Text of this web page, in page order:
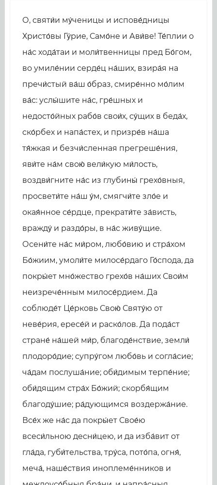
О, святи́и му́ченицы и испове́дницы
Христо́вы Гу́рие, Само́не и Ави́ве! Те́плии о
на́с хода́таи и моли́твенницы пред Бо́гом,
во умиле́нии серде́ц на́ших, взира́я на
пречи́стый ва́ш о́браз, смире́нно мо́лим
ва́с: услы́шите на́с, гре́шных и
недосто́йных рабо́в свои́х, су́щих в беда́х,
ско́рбех и напа́стех, и призре́в на́ша
тя́жкая и безчи́сленная прегреше́ния,
яви́те на́м свою́ вели́кую ми́лость,
воздви́гните на́с из глубины́ грехо́вныя,
просвети́те на́ш у́м, смягчи́те зло́е и
окая́нное се́рдце, прекрати́те за́висть,
вражду́ и раздо́ры, в на́с живу́щие.
Осени́те на́с ми́ром, любо́вию и стра́хом
Бо́жиим, умоли́те милосе́рдаго Го́спода, да
покры́ет мно́жество грехо́в на́ших Свои́м
неизрече́нным милосе́рдием. Да
соблюде́т Це́рковь Свою́ Святу́ю от
неве́рия, ересе́й и раско́лов. Да пода́ст
стране́ на́шей ми́р, благоде́нствие, земли́
плодоро́дие; супру́гом любо́вь и согла́сие;
ча́дам послуша́ние; оби́димым терпе́ние;
оби́дящим стра́х Бо́жий; скорбя́щим
благоду́шие; ра́дующимся воздержа́ние.
Все́х же на́с да покры́ет Свое́ю
всеси́льною десни́цею, и да изба́вит от
гла́да, губи́тельства, тру́са, пото́па, огня́,
меча́, наше́ствия иноплеме́нников и